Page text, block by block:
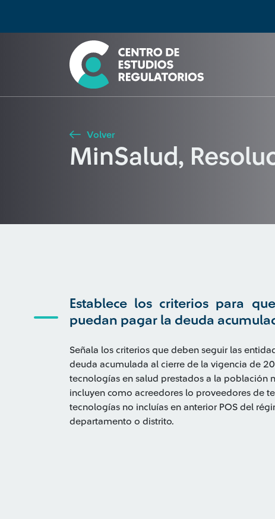
Seleccione país
Buscar
Volver
MinSalud,
Establece los criterios para
puedan pagar la deuda
Señala los criterios que deben seguir las
deuda acumulada al cierre de la vigencia de
tecnologías en salud prestados a la población
incluyen como acreedores lo proveedores de
tecnologías no incluías en anterior POS del
departamento o distrito.